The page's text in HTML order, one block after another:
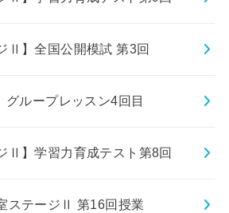
Ⅱ】全国公開模試 第3回
グループレッスン4回目
Ⅱ】学習力育成テスト第8回
ステージⅡ 第16回授業